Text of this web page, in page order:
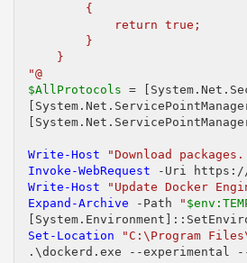
        {
            return true;
        }
    }
"@
$AllProtocols =
Write-Host
"Download
Invoke-WebRequest -Uri https://
Write-Host
"Update Docker
Expand-Archive -Path "
Set-Location
"C:\Program
.\dockerd.exe --experimental